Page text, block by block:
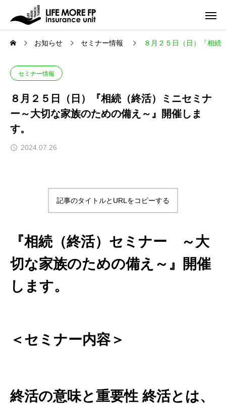
お知らせ セミナー情報 ８月２５日（日）『相続
セミナー情報
８月２５日（日）『相続（終活）ミニセミナ
ー～大切な家族のための備え～』開催しま
す。
2024.07.26
記事のタイトルとURLをコピーする
『相続（終活）セミナー ～大
切な家族のための備え～』開催
します。
＜セミナー内容＞
終活の意味と重要性 終活とは、